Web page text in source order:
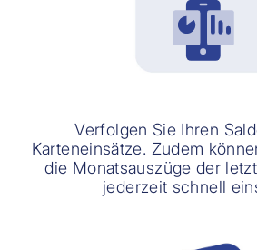
Verfolgen Sie Ihren
Karteneinsätze. Zudem
die Monatsauszüge der
jederzeit schnell